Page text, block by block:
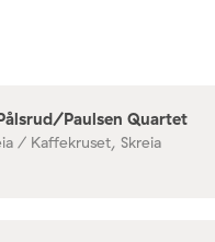
Paulsen Quartet
/ Kaffekruset, Skreia